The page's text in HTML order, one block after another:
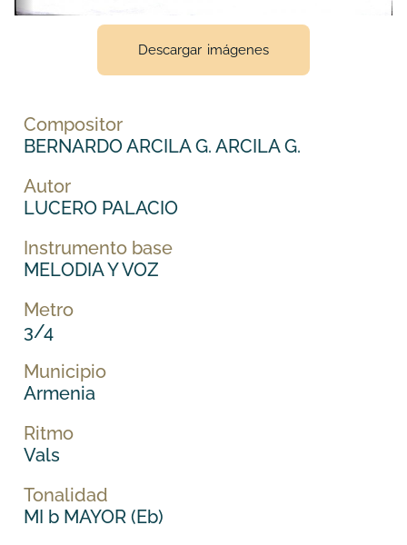
Descargar imágenes
Compositor
BERNARDO ARCILA G. ARCILA G.
Autor
LUCERO PALACIO
Instrumento base
MELODIA Y VOZ
Metro
3/4
Municipio
Armenia
Ritmo
Vals
Tonalidad
MI b MAYOR (Eb)